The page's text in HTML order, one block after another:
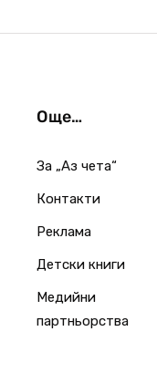
Още…
За „Аз чета“
Контакти
Реклама
Детски книги
Медийни
партньорства